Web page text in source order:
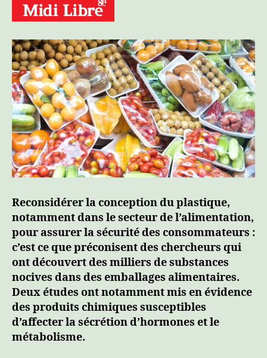
Reconsidérer la conception du plastique,
notamment dans le secteur de l’alimentation,
pour assurer la sécurité des consommateurs :
c’est ce que préconisent des chercheurs qui
ont découvert des milliers de substances
nocives dans des emballages alimentaires.
Deux études ont notamment mis en évidence
des produits chimiques susceptibles
d’affecter la sécrétion d’hormones et le
métabolisme.